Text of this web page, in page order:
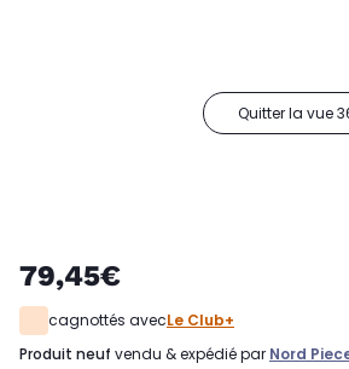
Quitter la vue
79,45€
cagnottés avecLe Club+
produit neuf vendu & expédié par Nord